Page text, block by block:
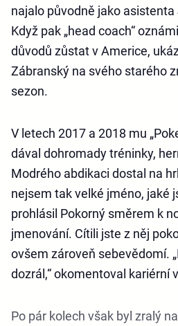
najalo původně jako
Když pak „head coach“
důvodů zůstat v Americe,
Zábranský na svého starého
sezon.
V letech 2017 a 2018 mu
dával dohromady tréninky,
Modrého abdikaci dostal na
nejsem tak velké jméno, jaké
prohlásil Pokorný směrem k
jmenování. Cítili jste z něj
ovšem zároveň sebevědomí.
dozrál,“ okomentoval kariérní
Po pár kolech však byl zralý